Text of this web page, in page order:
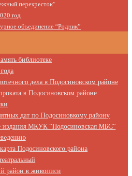
перекресток”
год
объединение “Родник”
библиотеке
дела в Подосиновском районе
в Подосиновском районе
дат по Подосиновкому району
издания МКУК “Подосиновская МБС”
Подосиновского района
район в живописи